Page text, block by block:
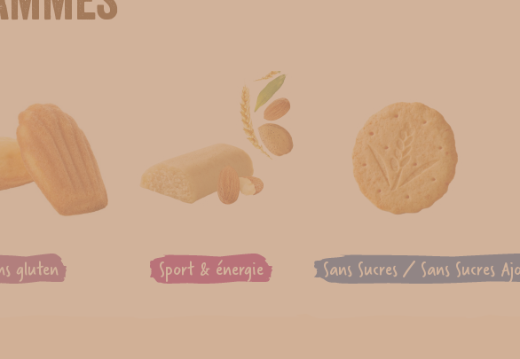
gluten Sport & énergie Sans Sucres / Sans Sucres